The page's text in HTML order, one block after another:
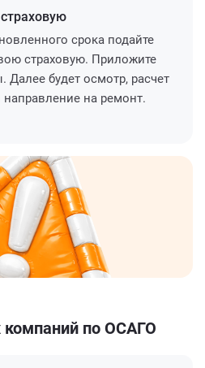
срока подайте
страховую. Приложите
Далее будет осмотр, расчет
на ремонт.
компаний по ОСАГО